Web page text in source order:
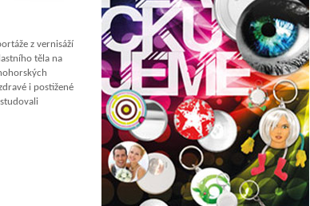
z vernisáží
těla na
i postižené